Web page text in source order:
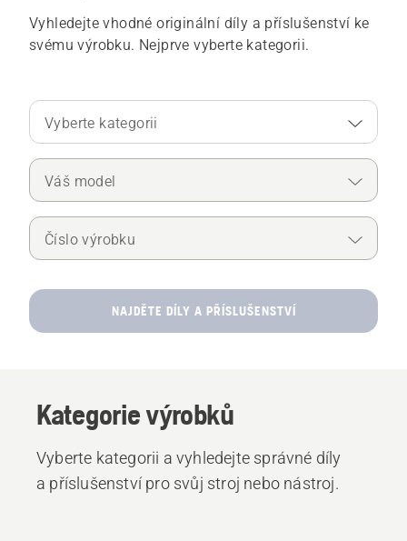
Vyhledejte vhodné originální díly a příslušenství ke
svému výrobku. Nejprve vyberte kategorii.
Vyberte kategorii
Váš model
Číslo výrobku
NAJDĚTE DÍLY A PŘÍSLUŠENSTVÍ
Kategorie výrobků
Vyberte kategorii a vyhledejte správné díly
a příslušenství pro svůj stroj nebo nástroj.